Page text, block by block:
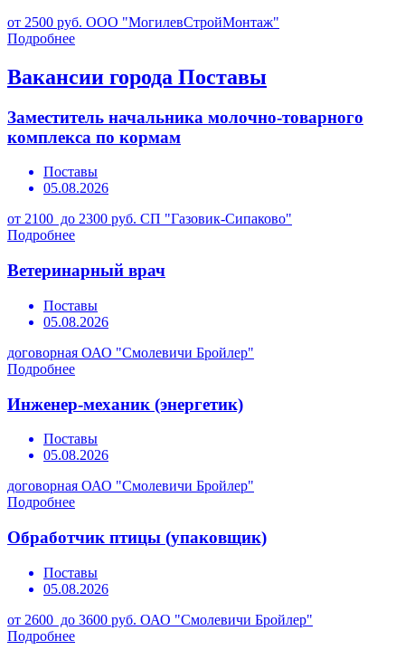
от 2500 руб. ООО "МогилевСтройМонтаж"
Подробнее
Вакансии города Поставы
Заместитель начальника молочно-товарного
комплекса по кормам
Поставы
05.08.2026
от 2100 до 2300 руб. СП "Газовик-Сипаково"
Подробнее
Ветеринарный врач
Поставы
05.08.2026
договорная ОАО "Смолевичи Бройлер"
Подробнее
Инженер-механик (энергетик)
Поставы
05.08.2026
договорная ОАО "Смолевичи Бройлер"
Подробнее
Обработчик птицы (упаковщик)
Поставы
05.08.2026
от 2600 до 3600 руб. ОАО "Смолевичи Бройлер"
Подробнее